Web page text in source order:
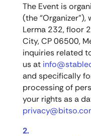
The Event is
(the
Lerma 232, floor
City, CP 06500,
inquiries related
us at
and specifically
processing of
your rights as a